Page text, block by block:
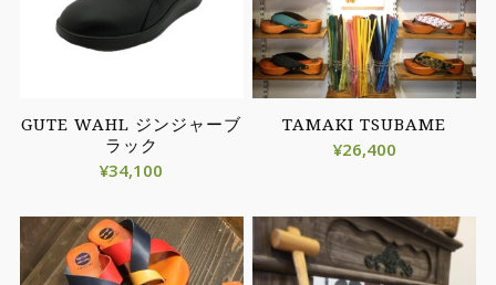
GUTE WAHL ジンジャーブ
ラック
¥34,100
TAMAKI TSUBAME
¥26,400